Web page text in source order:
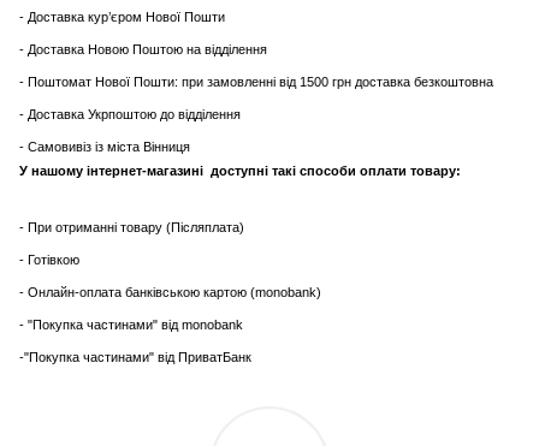
- Доставка кур’єром Нової Пошти
- Доставка Новою Поштою на відділення
- Поштомат Нової Пошти: при замовленні від 1500 грн доставка безкоштовна
- Доставка Укрпоштою до відділення
- Самовивіз із міста Вінниця
У нашому інтернет-магазині доступні такі способи оплати товару:
- При отриманні товару (Післяплата)
- Готівкою
- Онлайн-оплата банківською картою (monobank)
- "Покупка частинами" від monobank
-"Покупка частинами" від ПриватБанк